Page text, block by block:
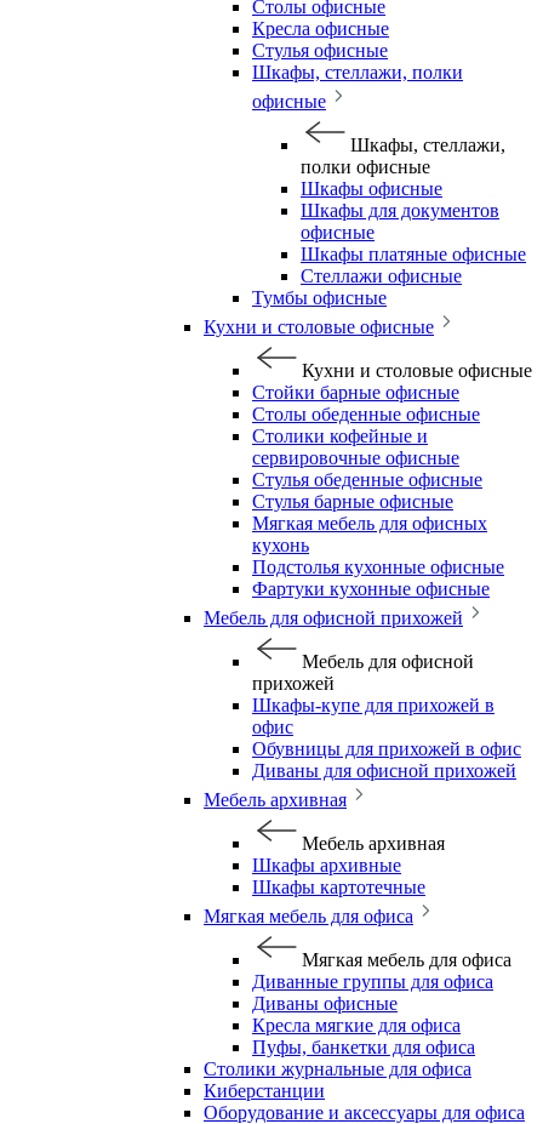
Столы офисные
Кресла офисные
Стулья офисные
Шкафы, стеллажи, полки
офисные
Шкафы, стеллажи,
полки офисные
Шкафы офисные
Шкафы для документов
офисные
Шкафы платяные офисные
Стеллажи офисные
Тумбы офисные
Кухни и столовые офисные
Кухни и столовые офисные
Стойки барные офисные
Столы обеденные офисные
Столики кофейные и
сервировочные офисные
Стулья обеденные офисные
Стулья барные офисные
Мягкая мебель для офисных
кухонь
Подстолья кухонные офисные
Фартуки кухонные офисные
Мебель для офисной прихожей
Мебель для офисной
прихожей
Шкафы-купе для прихожей в
офис
Обувницы для прихожей в офис
Диваны для офисной прихожей
Мебель архивная
Мебель архивная
Шкафы архивные
Шкафы картотечные
Мягкая мебель для офиса
Мягкая мебель для офиса
Диванные группы для офиса
Диваны офисные
Кресла мягкие для офиса
Пуфы, банкетки для офиса
Столики журнальные для офиса
Киберстанции
Оборудование и аксессуары для офиса